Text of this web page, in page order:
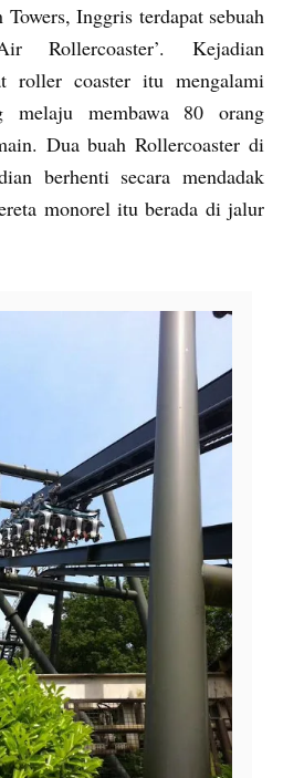
Inggris terdapat sebuah
Rollercoaster’. Kejadian
roller coaster itu mengalami
melaju membawa 80 orang
Dua buah Rollercoaster di
berhenti secara mendadak
monorel itu berada di jalur